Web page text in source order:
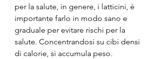
per la salute, in genere, i latticini, è
importante farlo in modo sano e
graduale per evitare rischi per la
salute. Concentrandosi su cibi densi
di calorie, si accumula peso.